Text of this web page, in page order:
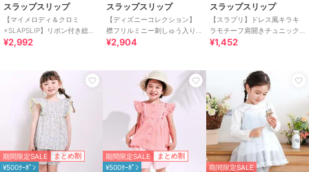
スラップスリップ
【マイメロディ＆クロミ
×SLAPSLIP】リボン付き総柄
フレアチュニック(90~130cm)
¥2,992
スラップスリップ
【ディズニーコレクション】
襟フリルミニー刺しゅう入り
チュニック(90~130cm)
¥2,904
スラップスリップ
【スラプリ】ドレス風キラキ
ラモチーフ肩開きチュニック
(90~130cm)
¥1,452
期間限定SALE まとめ割
¥500ｸｰﾎﾟﾝ
期間限定SALE まとめ割
¥500ｸｰﾎﾟﾝ 期間限定SALE